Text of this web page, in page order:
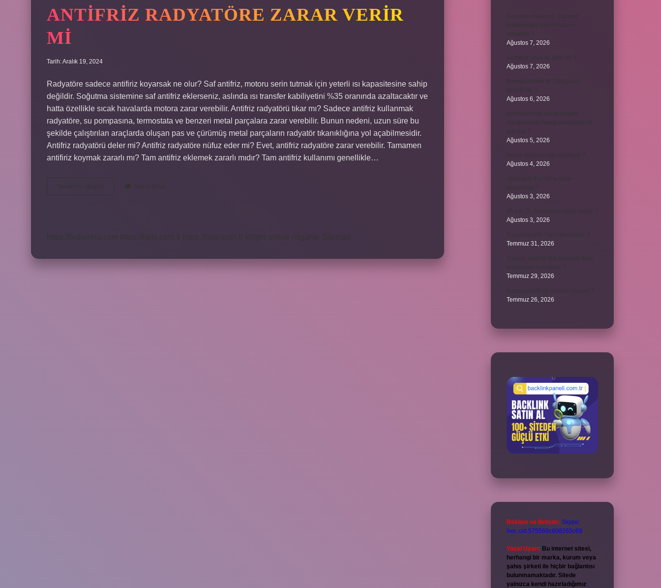
ANTIFRIZ RADYATÖRE ZARAR VERIR
MI
Tarih: Aralık 19, 2024
Radyatöre sadece antifiriz koyarsak ne olur? Saf antifriz, motoru serin tutmak için yeterli ısı kapasitesine sahip
değildir. Soğutma sistemine saf antifriz eklerseniz, aslında ısı transfer kabiliyetini %35 oranında azaltacaktır ve
hatta özellikle sıcak havalarda motora zarar verebilir. Antifriz radyatörü tıkar mı? Sadece antifriz kullanmak
radyatöre, su pompasına, termostata ve benzeri metal parçalara zarar verebilir. Bunun nedeni, uzun süre bu
şekilde çalıştırılan araçlarda oluşan pas ve çürümüş metal parçaların radyatör tıkanıklığına yol açabilmesidir.
Antifriz radyatörü deler mi? Antifriz radyatöre nüfuz eder mi? Evet, antifriz radyatöre zarar verebilir. Tamamen
antifiriz koymak zararlı mı? Tam antifriz eklemek zararlı mıdır? Tam antifriz kullanımı genellikle…
Ağustos 7, 2026
Ağustos 7, 2026
Ağustos 6, 2026
Ağustos 5, 2026
Ağustos 4, 2026
Ağustos 3, 2026
Ağustos 3, 2026
Temmuz 31, 2026
Temmuz 29, 2026
Temmuz 26, 2026
Reklam ve İletişim: Skype:
live:.cid.575569c608265c69
Yasal Uyarı: Bu internet sitesi,
herhangi bir marka, kurum veya
şahıs şirketi ile hiçbir bağlantısı
bulunmamaktadır. Sitede
yalnızca kendi hazırladığımız